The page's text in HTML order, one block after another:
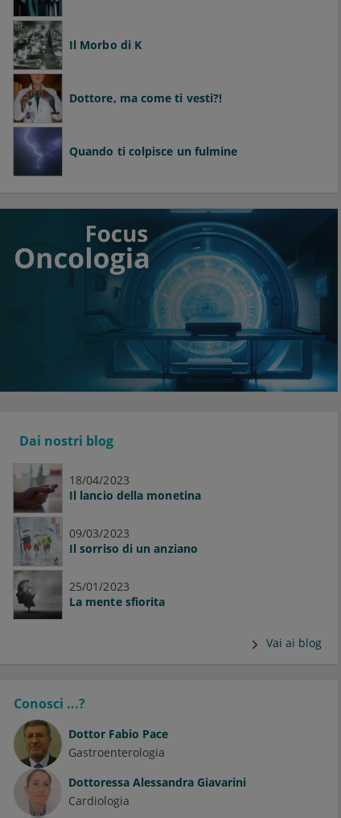
Il Morbo di K
Dottore, ma come ti vesti?!
Quando ti colpisce un fulmine
Dai nostri blog
18/04/2023
Il lancio della monetina
09/03/2023
Il sorriso di un anziano
25/01/2023
La mente sfiorita
Vai ai blog
Conosci ...?
Dottor Fabio Pace
Gastroenterologia
Dottoressa Alessandra Giavarini
Cardiologia